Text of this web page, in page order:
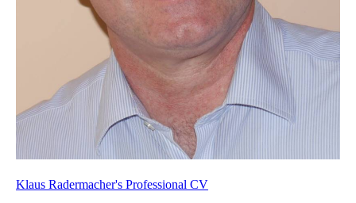
Klaus Radermacher's Professional CV